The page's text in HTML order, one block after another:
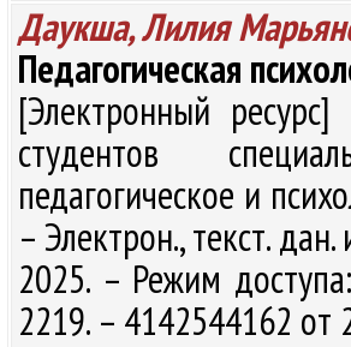
Даукша, Лилия
Педагогическая
[Электронный
студентов
педагогическое и
– Электрон., текст.
2025. – Режим
2219. – 4142544162 от